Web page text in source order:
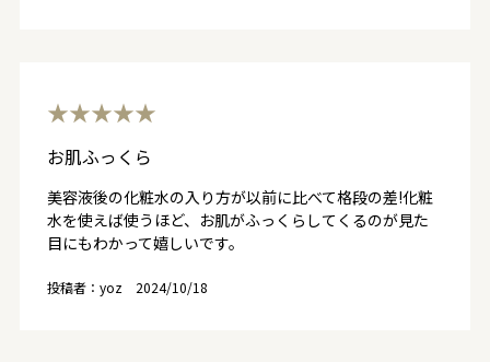
★★★★★
お肌ふっくら
美容液後の化粧水の入り方が以前に比べて格段の差!化粧
水を使えば使うほど、お肌がふっくらしてくるのが見た
目にもわかって嬉しいです。
投稿者：yoz 2024/10/18